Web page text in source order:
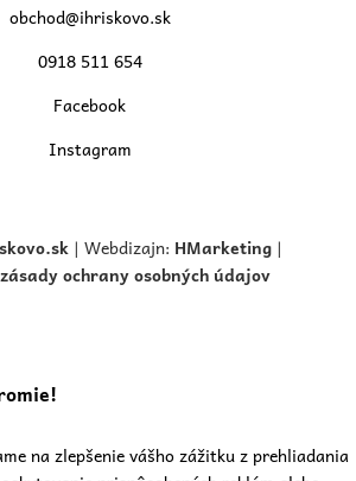
obchod@ihriskovo.sk
0918 511 654
Facebook
Instagram
sk| Webdizajn: HMarketing |
ochrany osobných údajov
na zlepšenie vášho zážitku z prehliadania